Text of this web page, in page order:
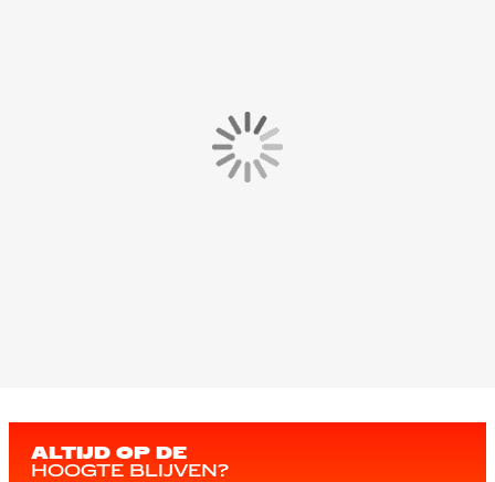
ALTIJD OP DE
HOOGTE BLIJVEN?